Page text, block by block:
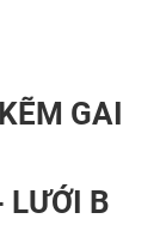
GAI
LƯỚI B